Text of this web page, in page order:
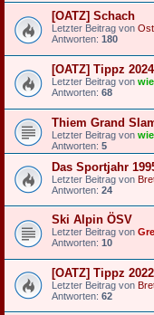
[OATZ] Schach
Letzter Beitrag von
Antworten: 180
[OATZ] Tippz
Letzter Beitrag von
Antworten: 68
Thiem Grand
Letzter Beitrag von
Antworten: 5
Das Sportjahr
Letzter Beitrag von
Antworten: 24
Ski Alpin ÖSV
Letzter Beitrag von
Antworten: 10
[OATZ] Tippz
Letzter Beitrag von
Antworten: 62